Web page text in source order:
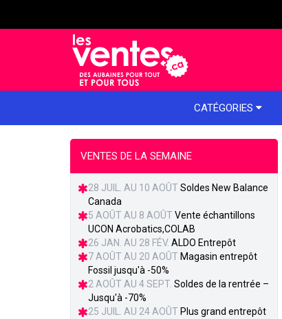
CATÉGORIES
VENTES DE LA SEMAINE
28 JUIL. AU 10 AOÛT Soldes New Balance
Canada
5 AOÛT AU 8 AOÛT Vente échantillons
UCON Acrobatics,COLAB
26 JAN. AU 28 FÉV. ALDO Entrepôt
7 AOÛT AU 20 AOÛT Magasin entrepôt
Fossil jusqu'à -50%
2 AOÛT AU 4 SEPT. Soldes de la rentrée –
Jusqu'à -70%
25 JUIL. AU 24 AOÛT Plus grand entrepôt